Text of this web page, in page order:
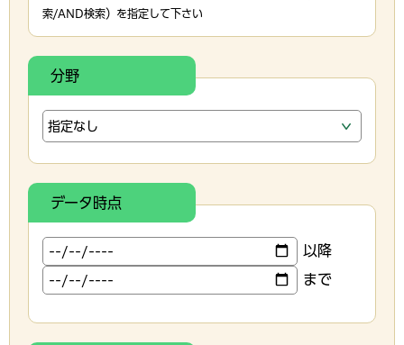
索/AND検索）を指定して下さい
分野
データ時点
以降
まで